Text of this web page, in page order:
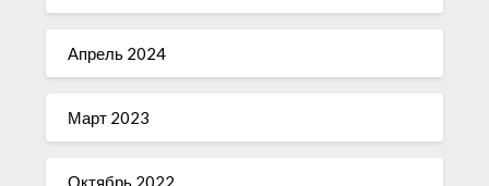
Апрель 2024
Март 2023
Октябрь 2022